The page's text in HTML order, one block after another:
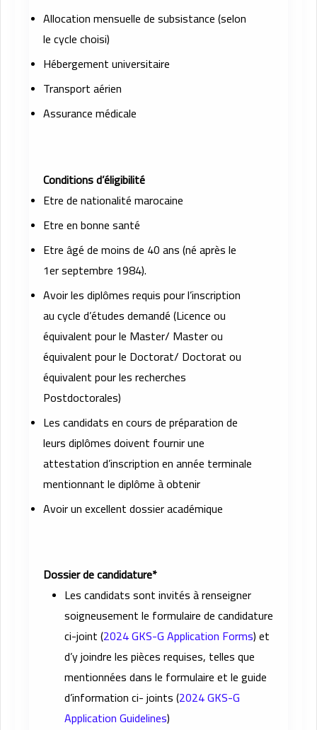
Allocation mensuelle de subsistance (selon
le cycle choisi)
Hébergement universitaire
Transport aérien
Assurance médicale
Conditions d’éligibilité
Etre de nationalité marocaine
Etre en bonne santé
Etre âgé de moins de 40 ans (né après le
1er septembre 1984).
Avoir les diplômes requis pour l’inscription
au cycle d’études demandé (Licence ou
équivalent pour le Master/ Master ou
équivalent pour le Doctorat/ Doctorat ou
équivalent pour les recherches
Postdoctorales)
Les candidats en cours de préparation de
leurs diplômes doivent fournir une
attestation d’inscription en année terminale
mentionnant le diplôme à obtenir
Avoir un excellent dossier académique
Dossier de candidature*
Les candidats sont invités à renseigner
soigneusement le formulaire de candidature
ci-joint (2024 GKS-G Application Forms) et
d’y joindre les pièces requises, telles que
mentionnées dans le formulaire et le guide
d’information ci- joints (2024 GKS-G
Application Guidelines)